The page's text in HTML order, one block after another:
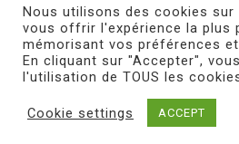
Bohn fabiennedans Intrigues
Steph. RUTA dansLust for Nice
MIRMANDdansPieds agiles et
Copyright © 2026 Le
Nous utilisons des cookies sur
vous offrir l'expérience la plus
mémorisant vos préférences
En cliquant sur "Accepter",
l'utilisation de TOUS les
Cookie settings ACCEPT